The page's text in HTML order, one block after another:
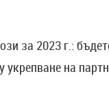
за 2023 г.:
на